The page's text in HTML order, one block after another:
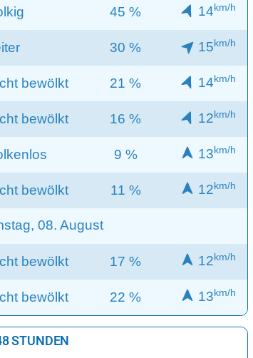
45 % 14km/h
30 % 15km/h
bewölkt 21 % 14km/h
bewölkt 16 % 12km/h
9 % 13km/h
bewölkt 11 % 12km/h
08. August
bewölkt 17 % 12km/h
bewölkt 22 % 13km/h
STUNDEN